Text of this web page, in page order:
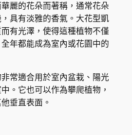
麗的花朵而著稱，通常花朵
具有淡雅的香氣。大花型凱
有光澤，使得這種植物不僅
年都能成為室內或花園中的
非常適合用於室內盆栽、陽光
。它也可以作為攀爬植物，
垂直表面。